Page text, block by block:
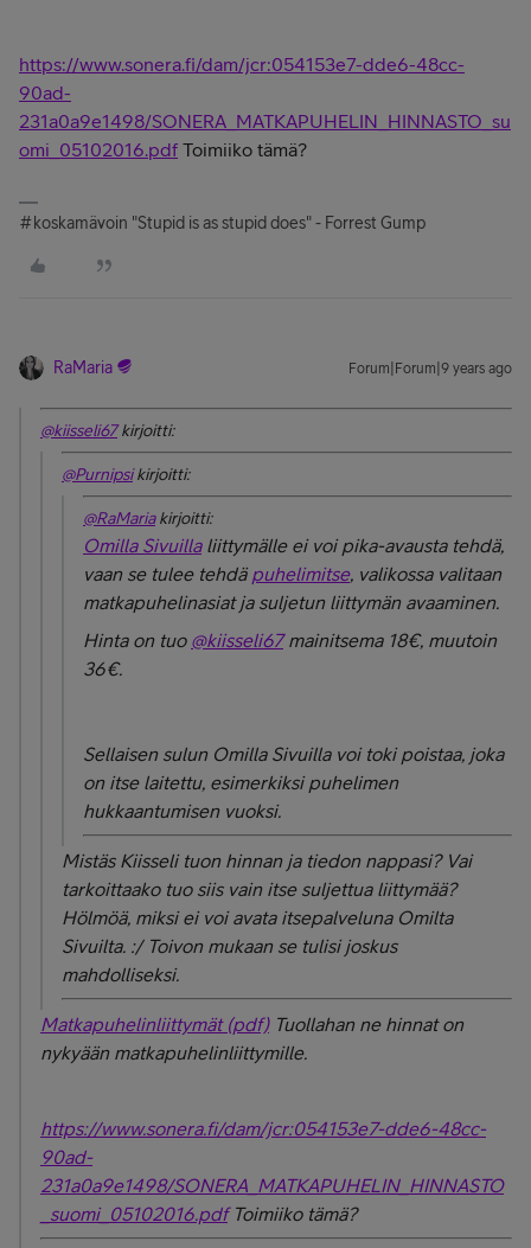
https://www.sonera.fi/dam/jcr:054153e7-dde6-48cc-
90ad-
231a0a9e1498/SONERA_MATKAPUHELIN_HINNASTO_su
omi_05102016.pdf Toimiiko tämä?
#koskamävoin "Stupid is as stupid does" - Forrest Gump
RaMaria Forum|Forum|9 years ago
@kiisseli67kirjoitti:
@Purnipsikirjoitti:
@RaMariakirjoitti:
Omilla Sivuillaliittymälle ei voi pika-avausta tehdä,
vaan se tulee tehdä puhelimitse, valikossa valitaan
matkapuhelinasiat ja suljetun liittymän avaaminen.
Hinta on tuo @kiisseli67mainitsema 18€, muutoin
36€.
Sellaisen sulun Omilla Sivuilla voi toki poistaa, joka
on itse laitettu, esimerkiksi puhelimen
hukkaantumisen vuoksi.
Mistäs Kiisseli tuon hinnan ja tiedon nappasi? Vai
tarkoittaako tuo siis vain itse suljettua liittymää?
Hölmöä, miksi ei voi avata itsepalveluna Omilta
Sivuilta. :/ Toivon mukaan se tulisi joskus
mahdolliseksi.
Matkapuhelinliittymät (pdf)Tuollahan ne hinnat on
nykyään matkapuhelinliittymille.
https://www.sonera.fi/dam/jcr:054153e7-dde6-48cc-
90ad-
231a0a9e1498/SONERA_MATKAPUHELIN_HINNASTO
_suomi_05102016.pdfToimiiko tämä?